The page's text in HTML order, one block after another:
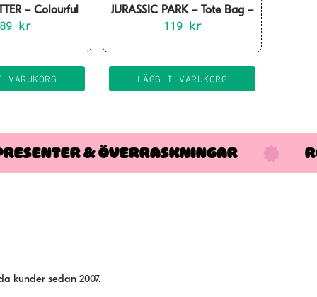
– Colourful
Gift Set
kr
JURASSIC PARK – Tote Bag –
Logo
119 kr
LÄGG I VARUKORG
& ÖVERRASKNINGAR
kunder sedan 2007.